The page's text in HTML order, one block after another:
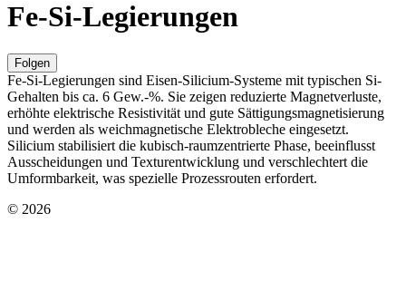
Fe-Si-Legierungen
Folgen
Fe-Si-Legierungen sind Eisen-Silicium-Systeme mit typischen Si-
Gehalten bis ca. 6 Gew.-%. Sie zeigen reduzierte Magnetverluste,
erhöhte elektrische Resistivität und gute Sättigungsmagnetisierung
und werden als weichmagnetische Elektrobleche eingesetzt.
Silicium stabilisiert die kubisch-raumzentrierte Phase, beeinflusst
Ausscheidungen und Texturentwicklung und verschlechtert die
Umformbarkeit, was spezielle Prozessrouten erfordert.
© 2026